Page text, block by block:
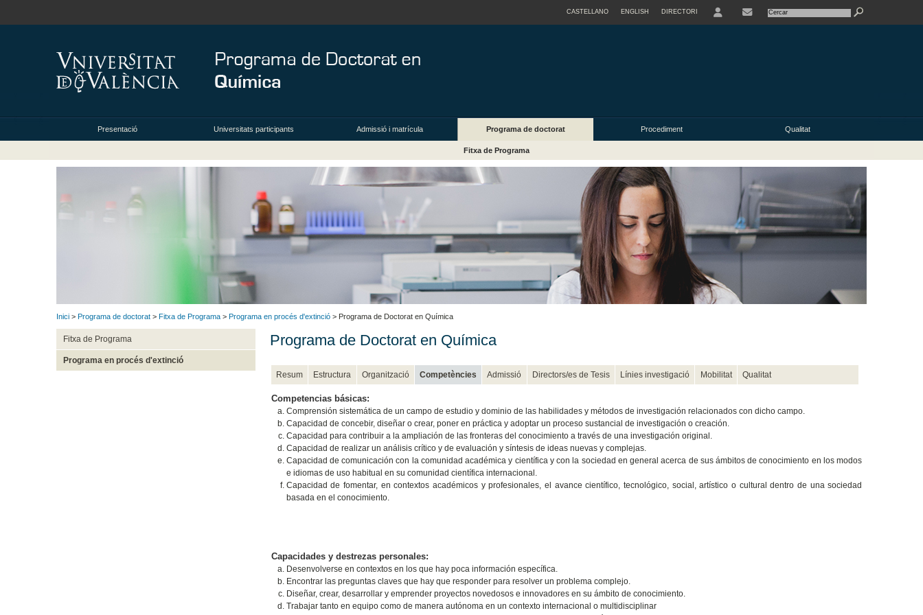
CASTELLANO ENGLISH DIRECTORI
Presentació Universitats participants Admissió i matrícula Programa de doctorat Procediment Qualitat
Fitxa de Programa
Inici > Programa de doctorat > Fitxa de Programa > Programa en procés d'extinció > Programa de Doctorat en Química
Fitxa de Programa
Programa en procés d'extinció
Programa de Doctorat en Química
Resum Estructura Organització Competències Admissió Directors/es de Tesis Línies investigació Mobilitat Qualitat
Competencias básicas:
Comprensión sistemática de un campo de estudio y dominio de las habilidades y métodos de investigación relacionados con dicho campo.
Capacidad de concebir, diseñar o crear, poner en práctica y adoptar un proceso sustancial de investigación o creación.
Capacidad para contribuir a la ampliación de las fronteras del conocimiento a través de una investigación original.
Capacidad de realizar un análisis crítico y de evaluación y síntesis de ideas nuevas y complejas.
Capacidad de comunicación con la comunidad académica y científica y con la sociedad en general acerca de sus ámbitos de conocimiento en los modos
e idiomas de uso habitual en su comunidad científica internacional.
Capacidad de fomentar, en contextos académicos y profesionales, el avance científico, tecnológico, social, artístico o cultural dentro de una sociedad
basada en el conocimiento.
Capacidades y destrezas personales:
Desenvolverse en contextos en los que hay poca información específica.
Encontrar las preguntas claves que hay que responder para resolver un problema complejo.
Diseñar, crear, desarrollar y emprender proyectos novedosos e innovadores en su ámbito de conocimiento.
Trabajar tanto en equipo como de manera autónoma en un contexto internacional o multidisciplinar